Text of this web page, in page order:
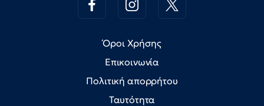
Όροι Χρήσης
Επικοινωνία
Πολιτική απορρήτου
Ταυτότητα